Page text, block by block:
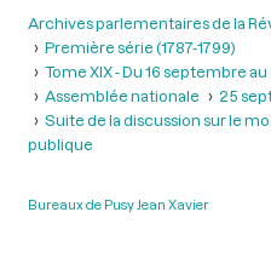
Archives parlementaires de la
Première série (1787-1799)
Tome XIX - Du 16 septembre
Assemblée nationale
25
Suite de la discussion sur le
publique
Bureaux de Pusy Jean Xavier